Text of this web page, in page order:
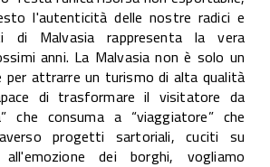
l'autenticità delle nostre radici e
di Malvasia rappresenta la vera
anni. La Malvasia non è solo un
per attrarre un turismo di alta qualità
di trasformare il visitatore da
che consuma a “viaggiatore” che
progetti sartoriali, cuciti su
dei borghi, vogliamo